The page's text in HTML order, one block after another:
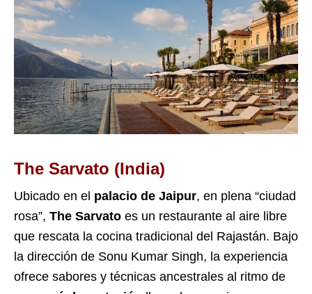
The Sarvato (India)
Ubicado en el palacio de Jaipur, en plena “ciudad
rosa”, The Sarvato es un restaurante al aire libre
que rescata la cocina tradicional del Rajastán. Bajo
la dirección de Sonu Kumar Singh, la experiencia
ofrece sabores y técnicas ancestrales al ritmo de